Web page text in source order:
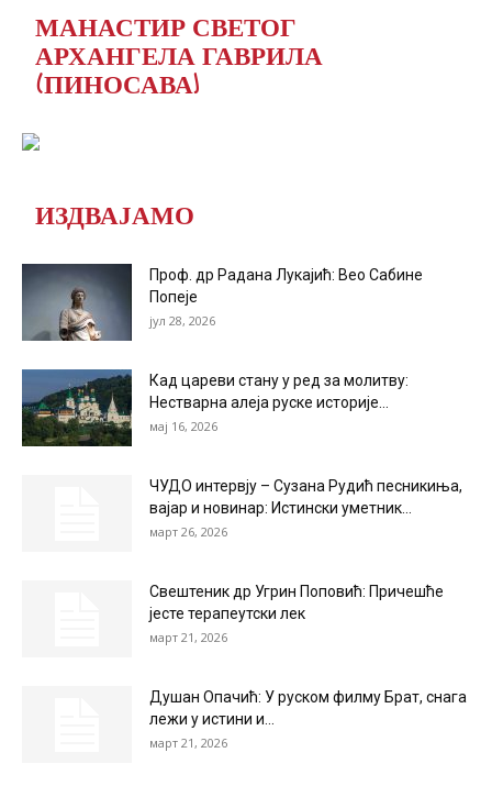
МАНАСТИР СВЕТОГ
АРХАНГЕЛА ГАВРИЛА
(ПИНОСАВА)
ИЗДВАЈАМО
Проф. др Радана Лукајић: Вео Сабине
Попеје
јул 28, 2026
Кад цареви стану у ред за молитву:
Нестварна алеја руске историје...
мај 16, 2026
ЧУДО интервју – Сузана Рудић песникиња,
вајар и новинар: Истински уметник...
март 26, 2026
Свештеник др Угрин Поповић: Причешће
јесте терапеутски лек
март 21, 2026
Душан Опачић: У руском филму Брат, снага
лежи у истини и...
март 21, 2026